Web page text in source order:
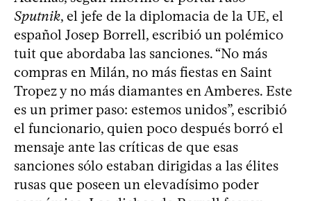
Sputnik, el jefe de la diplomacia de la UE, el
español Josep Borrell, escribió un polémico
tuit que abordaba las sanciones. “No más
compras en Milán, no más fiestas en Saint
Tropez y no más diamantes en Amberes. Este
es un primer paso: estemos unidos”, escribió
el funcionario, quien poco después borró el
mensaje ante las críticas de que esas
sanciones sólo estaban dirigidas a las élites
rusas que poseen un elevadísimo poder